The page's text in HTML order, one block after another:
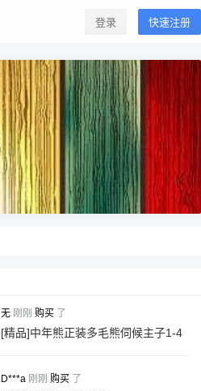
登录 快速注册
无 刚刚 购买 了
[精品]中年熊正装多毛熊伺候主子1-4
D***a 刚刚 购买 了